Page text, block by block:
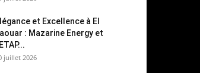
et Excellence à El
: Mazarine Energy et
juillet 2026